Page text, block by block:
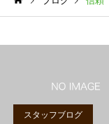
スタッフブログ